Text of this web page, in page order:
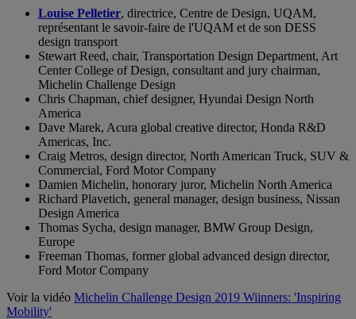
Louise Pelletier, directrice, Centre de Design, UQAM,
représentant le savoir-faire de l'UQAM et de son DESS
design transport
Stewart Reed, chair, Transportation Design Department, Art
Center College of Design, consultant and jury chairman,
Michelin Challenge Design
Chris Chapman, chief designer, Hyundai Design North
America
Dave Marek, Acura global creative director, Honda R&D
Americas, Inc.
Craig Metros, design director, North American Truck, SUV &
Commercial, Ford Motor Company
Damien Michelin, honorary juror, Michelin North America
Richard Plavetich, general manager, design business, Nissan
Design America
Thomas Sycha, design manager, BMW Group Design,
Europe
Freeman Thomas, former global advanced design director,
Ford Motor Company
Voir la vidéo Michelin Challenge Design 2019 Wiinners: 'Inspiring
Mobility'